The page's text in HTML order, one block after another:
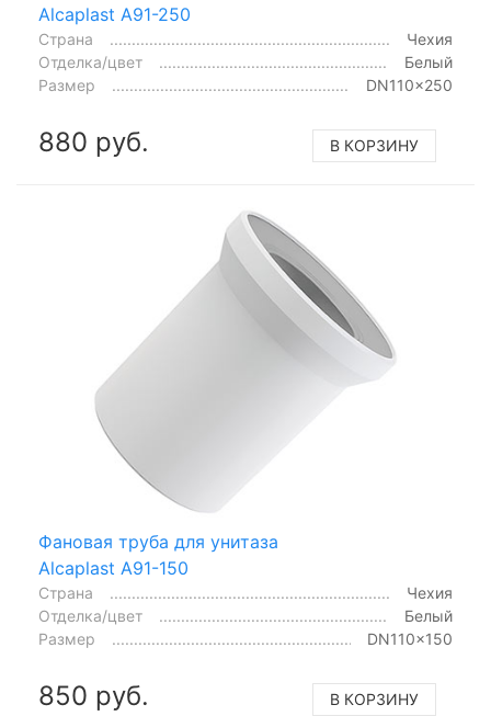
Alcaplast A91-250
Страна
Чехия
Отделка/цвет
Белый
Размер
DN110x250
880 руб. В КОРЗИНУ
Фановая труба для унитаза
Alcaplast A91-150
Страна
Чехия
Отделка/цвет
Белый
Размер
DN110x150
850 руб. В КОРЗИНУ